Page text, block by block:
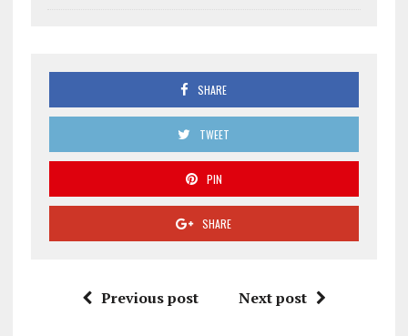
SHARE
TWEET
PIN
SHARE
Previous post Next post